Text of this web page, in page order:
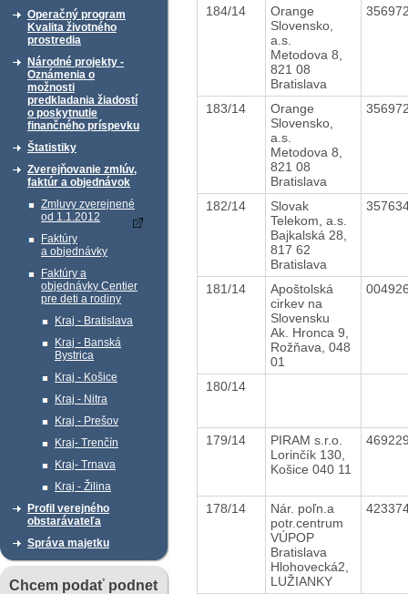
Operačný program
Kvalita životného
prostredia
Národné projekty -
Oznámenia o
možnosti
predkladania žiadostí
o poskytnutie
finančného príspevku
Štatistiky
Zverejňovanie zmlúv,
faktúr a objednávok
Zmluvy zverejnené
od 1.1.2012
Faktúry
a objednávky
Faktúry a
objednávky Centier
pre deti a rodiny
Kraj - Bratislava
Kraj - Banská
Bystrica
Kraj - Košice
Kraj - Nitra
Kraj - Prešov
Kraj- Trenčín
Kraj- Trnava
Kraj - Žilina
Profil verejného
obstarávateľa
Správa majetku
Chcem podať podnet
184/14
Orange
Slovensko,
a.s.
Metodova 8,
821 08
Bratislava
183/14
Orange
Slovensko,
a.s.
Metodova 8,
821 08
Bratislava
182/14
Slovak
Telekom, a.s.
Bajkalská 28,
817 62
Bratislava
181/14
Apoštolská
cirkev na
Slovensku
Ak. Hronca 9,
Rožňava, 048
01
180/14
179/14
PIRAM s.r.o.
Lorinčík 130,
Košice 040 11
178/14
Nár. poľn.a
potr.centrum
VÚPOP
Bratislava
Hlohovecká2,
LUŽIANKY